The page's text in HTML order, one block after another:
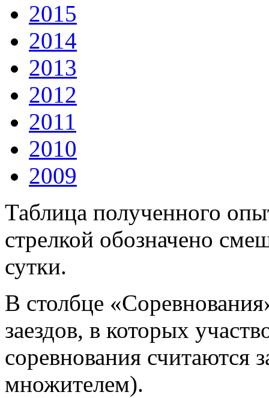
2015
2014
2013
2012
2011
2010
2009
Таблица полученного
стрелкой обозначено
сутки.
В столбце
заездов, в которых
соревнования считаются
множителем).